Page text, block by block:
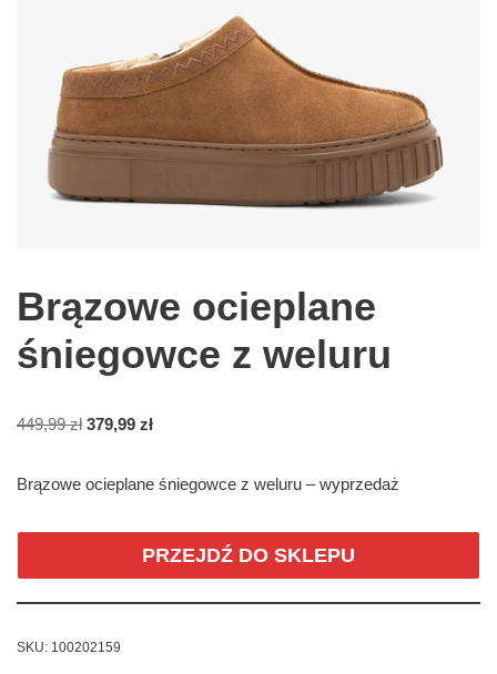
Brązowe ocieplane
śniegowce z weluru
449,99zł 379,99 zł
Brązowe ocieplane śniegowce z weluru – wyprzedaż
PRZEJDŹ DO SKLEPU
SKU: 100202159